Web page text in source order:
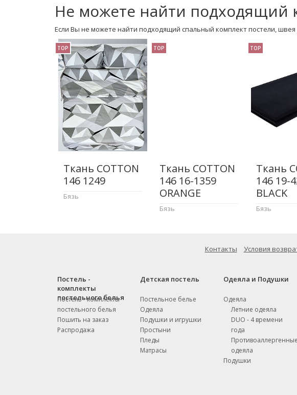
Не можете найти подходящий
Если Вы не можете найти подходящий спальный комплект постели,
TOP
Ткань COTTON
146 1249
Бязь
TOP
Ткань COTTON
146 16-1359
ORANGE
Бязь
TOP
Ткань
146 19-
BLACK
Бязь
Контакты Условия
Постель -
комплекты
постельного белья
Постель - комплекты
постельного белья
Пошить на заказ
Распродажа
Детская постель
Постельное белье
Одеяла
Подушки и игрушки
Простыни
Пледы
Матрасы
Одеяла и Подушки
Одеяла
Летние одеяла
DUO - 4 времени
года
Противоаллергенные
одеяла
Подушки